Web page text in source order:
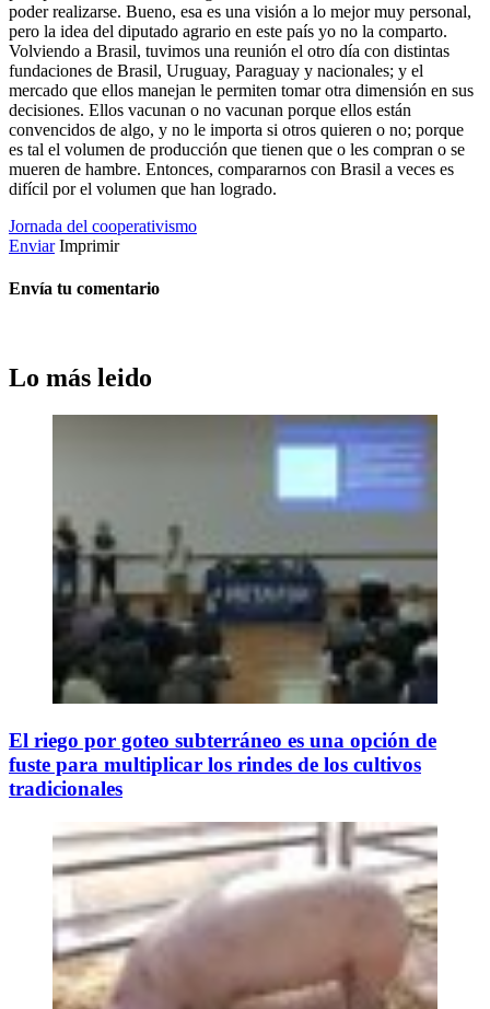
poder realizarse. Bueno, esa es una visión a lo mejor muy personal,
pero la idea del diputado agrario en este país yo no la comparto.
Volviendo a Brasil, tuvimos una reunión el otro día con distintas
fundaciones de Brasil, Uruguay, Paraguay y nacionales; y el
mercado que ellos manejan le permiten tomar otra dimensión en sus
decisiones. Ellos vacunan o no vacunan porque ellos están
convencidos de algo, y no le importa si otros quieren o no; porque
es tal el volumen de producción que tienen que o les compran o se
mueren de hambre. Entonces, compararnos con Brasil a veces es
difícil por el volumen que han logrado.
Jornada del cooperativismo
Enviar Imprimir
Envía tu comentario
Lo más leido
El riego por goteo subterráneo es una opción de
fuste para multiplicar los rindes de los cultivos
tradicionales